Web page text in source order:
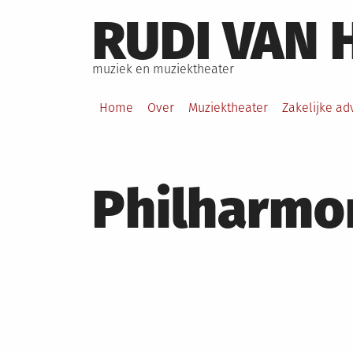
to
content
RUDI VAN
muziek en muziektheater
Home Over Muziektheater Zakelijke